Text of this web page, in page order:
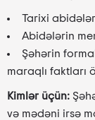
Tarixi
Abidələrin
Şəhərin
maraqlı faktları
Kimlər üçün:
və mədəni irsə